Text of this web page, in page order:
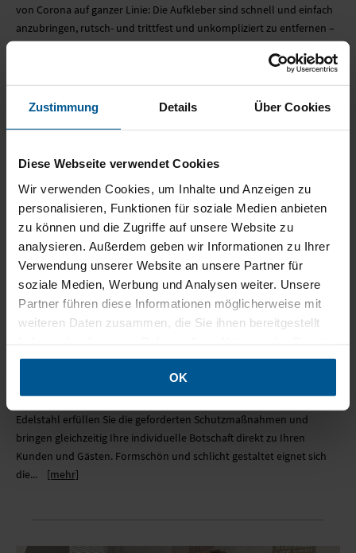
Zustimmung Details Über Cookies
Diese Webseite verwendet Cookies
Wir verwenden Cookies, um Inhalte und Anzeigen zu
personalisieren, Funktionen für soziale Medien anbieten
zu können und die Zugriffe auf unsere Website zu
analysieren. Außerdem geben wir Informationen zu Ihrer
Verwendung unserer Website an unsere Partner für
soziale Medien, Werbung und Analysen weiter. Unsere
Partner führen diese Informationen möglicherweise mit
weiteren Daten zusammen, die Sie ihnen bereitgestellt
gesammelt haben.
OK
von Corona auf ganzer Linie: Die Aufkleber sind schnell und einfach
anzubringen, rutsch- und trittfest und unkompliziert zu entfernen –
ganz ohne Rückstände. Deutliche, klare Botschaften, für jeden...
Botschaft auf beidseitig bedruckten DIN
29.04.2020Mit dem Desinfektionsmittelständer aus hochwertigem
Edelstahl erfüllen Sie die geforderten Schutzmaßnahmen und
bringen gleichzeitig Ihre individuelle Botschaft direkt zu Ihren
Kunden und Gästen. Formschön und schlicht gestaltet eignet sich
die...
[mehr]